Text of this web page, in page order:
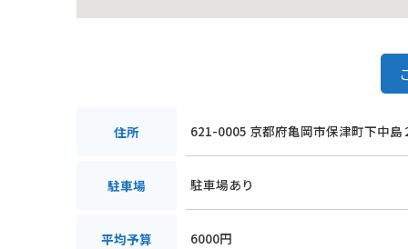
住所 621-0005 京都府亀岡市保津町下中島
駐車場 駐車場あり
平均予算 6000円